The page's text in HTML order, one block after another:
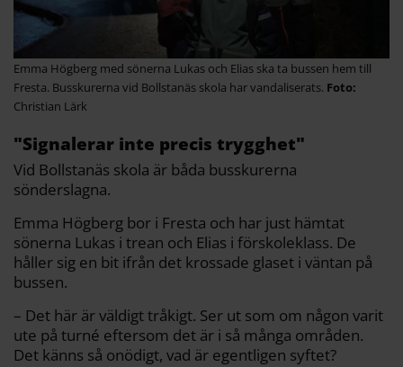
Emma Högberg med sönerna Lukas och Elias ska ta bussen hem till
Fresta. Busskurerna vid Bollstanäs skola har vandaliserats.
Christian Lärk
"Signalerar inte precis trygghet"
Vid Bollstanäs skola är båda busskurerna
sönderslagna.
Emma Högberg bor i Fresta och har just hämtat
sönerna Lukas i trean och Elias i förskoleklass. De
håller sig en bit ifrån det krossade glaset i väntan på
bussen.
– Det här är väldigt tråkigt. Ser ut som om någon varit
ute på turné eftersom det är i så många områden.
Det känns så onödigt, vad är egentligen syftet?